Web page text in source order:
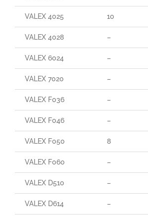
VALEX 4025 10
VALEX 4028 –
VALEX 6024 –
VALEX 7020 –
VALEX F036 –
VALEX F046 –
VALEX F050 8
VALEX F060 –
VALEX D510 –
VALEX D614 –